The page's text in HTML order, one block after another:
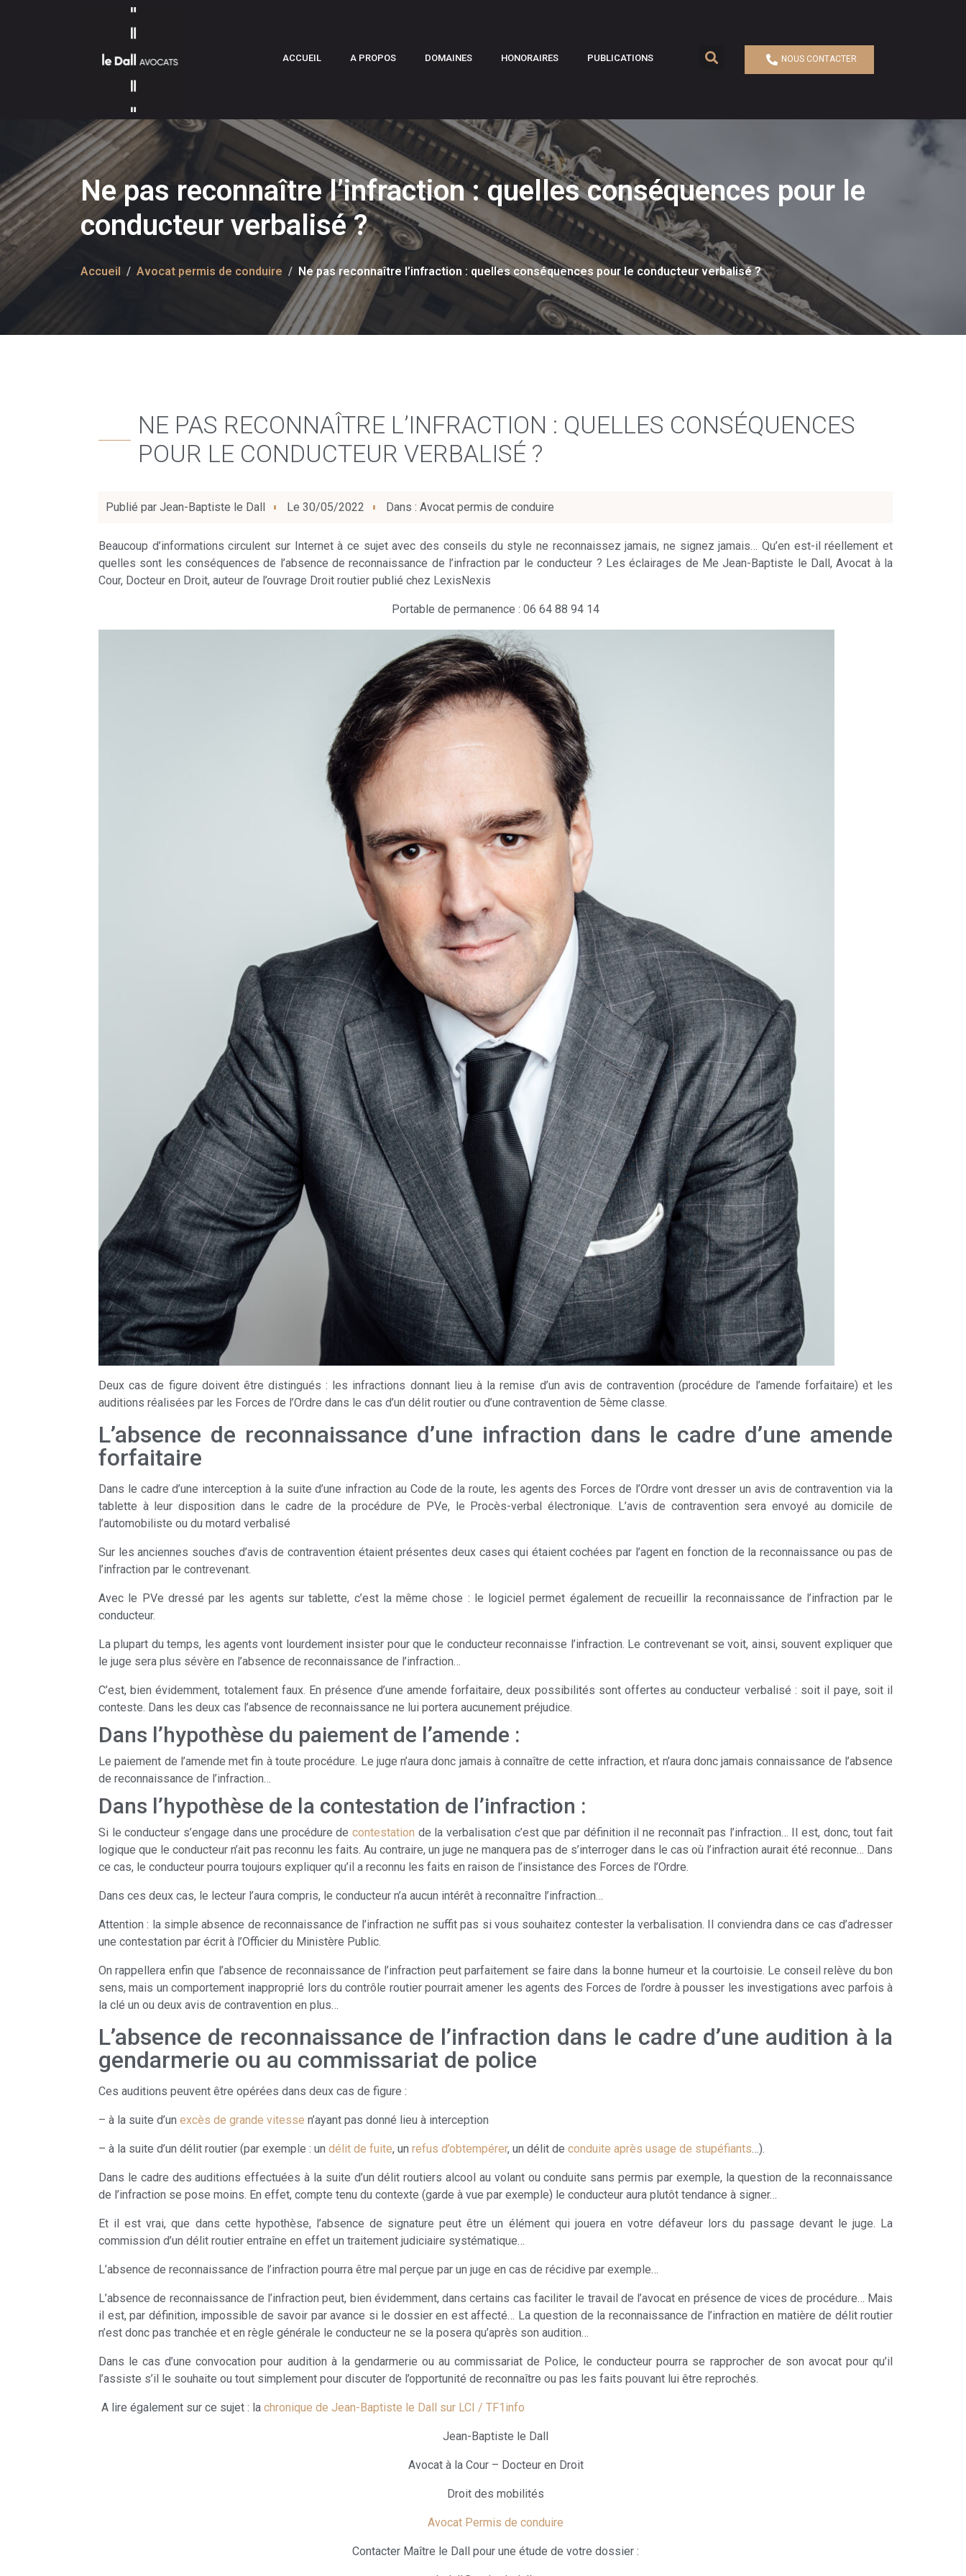
ACCUEIL A PROPOS DOMAINES HONORAIRES PUBLICATIONS NOUS CONTACTER
Ne pas reconnaître l’infraction : quelles conséquences pour le
conducteur verbalisé ?
Accueil Avocat permis de conduire Ne pas reconnaître l’infraction : quelles conséquences pour le conducteur verbalisé ?
NE PAS RECONNAÎTRE L’INFRACTION : QUELLES CONSÉQUENCES
POUR LE CONDUCTEUR VERBALISÉ ?
Publié par Jean-Baptiste le Dall Le 30/05/2022 Dans : Avocat permis de conduire
Beaucoup d’informations circulent sur Internet à ce sujet avec des conseils du style ne reconnaissez jamais, ne signez jamais… Qu’en est-il réellement et
quelles sont les conséquences de l’absence de reconnaissance de l’infraction par le conducteur ? Les éclairages de Me Jean-Baptiste le Dall, Avocat à la
Cour, Docteur en Droit, auteur de l’ouvrage Droit routier publié chez LexisNexis
Portable de permanence : 06 64 88 94 14
Deux cas de figure doivent être distingués : les infractions donnant lieu à la remise d’un avis de contravention (procédure de l’amende forfaitaire) et les
auditions réalisées par les Forces de l’Ordre dans le cas d’un délit routier ou d’une contravention de 5ème classe.
L’absence de reconnaissance d’une infraction dans le cadre d’une amende
forfaitaire
Dans le cadre d’une interception à la suite d’une infraction au Code de la route, les agents des Forces de l’Ordre vont dresser un avis de contravention via la
tablette à leur disposition dans le cadre de la procédure de PVe, le Procès-verbal électronique. L’avis de contravention sera envoyé au domicile de
l’automobiliste ou du motard verbalisé
Sur les anciennes souches d’avis de contravention étaient présentes deux cases qui étaient cochées par l’agent en fonction de la reconnaissance ou pas de
l’infraction par le contrevenant.
Avec le PVe dressé par les agents sur tablette, c’est la même chose : le logiciel permet également de recueillir la reconnaissance de l’infraction par le
conducteur.
La plupart du temps, les agents vont lourdement insister pour que le conducteur reconnaisse l’infraction. Le contrevenant se voit, ainsi, souvent expliquer que
le juge sera plus sévère en l’absence de reconnaissance de l’infraction…
C’est, bien évidemment, totalement faux. En présence d’une amende forfaitaire, deux possibilités sont offertes au conducteur verbalisé : soit il paye, soit il
conteste. Dans les deux cas l’absence de reconnaissance ne lui portera aucunement préjudice.
Dans l’hypothèse du paiement de l’amende :
Le paiement de l’amende met fin à toute procédure. Le juge n’aura donc jamais à connaître de cette infraction, et n’aura donc jamais connaissance de l’absence
de reconnaissance de l’infraction…
Dans l’hypothèse de la contestation de l’infraction :
Si le conducteur s’engage dans une procédure decontestation de la verbalisation c’est que par définition il ne reconnaît pas l’infraction… Il est, donc, tout fait
logique que le conducteur n’ait pas reconnu les faits. Au contraire, un juge ne manquera pas de s’interroger dans le cas où l’infraction aurait été reconnue… Dans
ce cas, le conducteur pourra toujours expliquer qu’il a reconnu les faits en raison de l’insistance des Forces de l’Ordre.
Dans ces deux cas, le lecteur l’aura compris, le conducteur n’a aucun intérêt à reconnaître l’infraction…
Attention : la simple absence de reconnaissance de l’infraction ne suffit pas si vous souhaitez contester la verbalisation. Il conviendra dans ce cas d’adresser
une contestation par écrit à l’Officier du Ministère Public.
On rappellera enfin que l’absence de reconnaissance de l’infraction peut parfaitement se faire dans la bonne humeur et la courtoisie. Le conseil relève du bon
sens, mais un comportement inapproprié lors du contrôle routier pourrait amener les agents des Forces de l’ordre à pousser les investigations avec parfois à
la clé un ou deux avis de contravention en plus…
L’absence de reconnaissance de l’infraction dans le cadre d’une audition à la
gendarmerie ou au commissariat de police
Ces auditions peuvent être opérées dans deux cas de figure :
– à la suite d’un excès de grande vitesse n’ayant pas donné lieu à interception
– à la suite d’un délit routier (par exemple : un délit de fuite, un refus d’obtempérer, un délit de conduite après usage de stupéfiants…).
Dans le cadre des auditions effectuées à la suite d’un délit routiers alcool au volant ou conduite sans permis par exemple, la question de la reconnaissance
de l’infraction se pose moins. En effet, compte tenu du contexte (garde à vue par exemple) le conducteur aura plutôt tendance à signer…
Et il est vrai, que dans cette hypothèse, l’absence de signature peut être un élément qui jouera en votre défaveur lors du passage devant le juge. La
commission d’un délit routier entraîne en effet un traitement judiciaire systématique…
L’absence de reconnaissance de l’infraction pourra être mal perçue par un juge en cas de récidive par exemple…
L’absence de reconnaissance de l’infraction peut, bien évidemment, dans certains cas faciliter le travail de l’avocat en présence de vices de procédure… Mais
il est, par définition, impossible de savoir par avance si le dossier en est affecté… La question de la reconnaissance de l’infraction en matière de délit routier
n’est donc pas tranchée et en règle générale le conducteur ne se la posera qu’après son audition…
Dans le cas d’une convocation pour audition à la gendarmerie ou au commissariat de Police, le conducteur pourra se rapprocher de son avocat pour qu’il
l’assiste s’il le souhaite ou tout simplement pour discuter de l’opportunité de reconnaître ou pas les faits pouvant lui être reprochés.
A lire également sur ce sujet : la chronique de Jean-Baptiste le Dall sur LCI / TF1info
Jean-Baptiste le Dall
Avocat à la Cour – Docteur en Droit
Droit des mobilités
Avocat Permis de conduire
Contacter Maître le Dall pour une étude de votre dossier :